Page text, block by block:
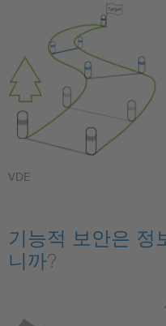
VDE
기능적 보안은 정
니까?